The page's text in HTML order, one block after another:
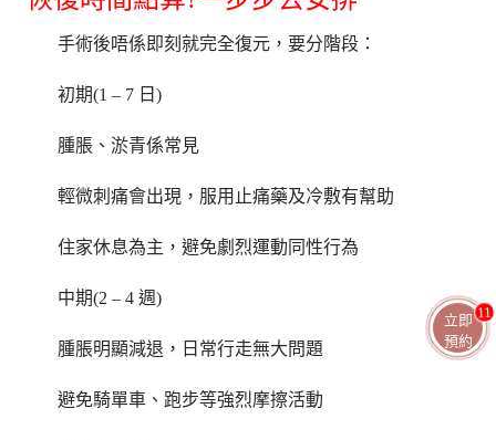
手術後唔係即刻就完全復元，要分階段：
初期(1 – 7 日)
腫脹、淤青係常見
輕微刺痛會出現，服用止痛藥及冷敷有幫助
住家休息為主，避免劇烈運動同性行為
中期(2 – 4 週)
腫脹明顯減退，日常行走無大問題
避免騎單車、跑步等強烈摩擦活動
立即
預約
11